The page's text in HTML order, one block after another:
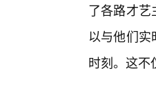
了各路才
以与他们
时刻。这不